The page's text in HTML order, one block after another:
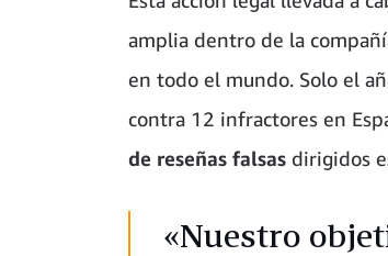
amplia dentro de la
en todo el mundo. Solo el
contra 12 infractores en
de reseñas falsas dirigidos
«Nuestro